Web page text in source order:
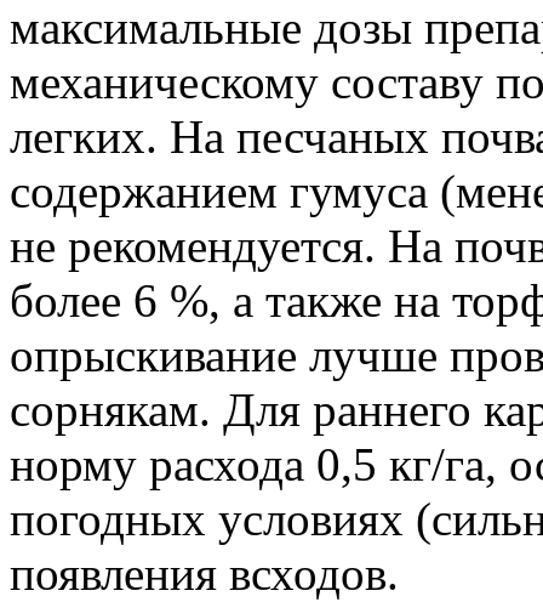
максимальные дозы
механическому составу
легких. На песчаных
содержанием гумуса
не рекомендуется. На
более 6 %, а также на
опрыскивание лучше
сорнякам. Для раннего
норму расхода 0,5 кг/га,
погодных условиях
появления всходов.